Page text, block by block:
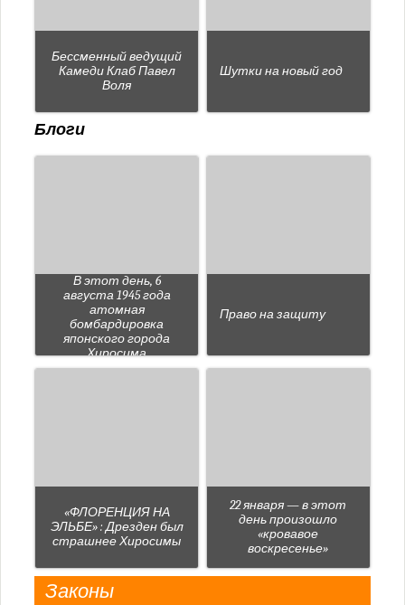
Бессменный ведущий
Камеди Клаб Павел
Воля
Шутки на новый год
Блоги
В этот день, 6
августа 1945 года
атомная
бомбардировка
японского города
Хиросима
Право на защиту
«ФЛОРЕНЦИЯ НА
ЭЛЬБЕ» : Дрезден был
страшнее Хиросимы
22 января — в этот
день произошло
«кровавое
воскресенье»
Законы